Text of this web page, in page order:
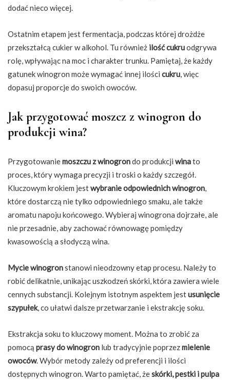
dodać nieco więcej.
Ostatnim etapem jest fermentacja, podczas której drożdże
przekształcą cukier w alkohol. Tu również ilość cukruodgrywa
rolę, wpływając na moc i charakter trunku. Pamiętaj, że każdy
gatunek winogron może wymagać innej ilości cukru, więc
dopasuj proporcje do swoich owoców.
Jak przygotować moszcz z winogron do
produkcji wina?
Przygotowaniemoszczu z winogrondo produkcji winato
proces, który wymaga precyzji i troski o każdy szczegół.
Kluczowym krokiem jestwybranie odpowiednich winogron,
które dostarczą nie tylko odpowiedniego smaku, ale także
aromatu napoju końcowego. Wybieraj winogrona dojrzałe, ale
nie przesadnie, aby zachować równowagę pomiędzy
kwasowością a słodyczą wina.
Mycie winogronstanowi nieodzowny etap procesu. Należy to
robić delikatnie, unikając uszkodzeń skórki, która zawiera wiele
cennych substancji. Kolejnym istotnym aspektem jestusunięcie
szypułek, co ułatwi dalsze przetwarzanie i ekstrakcję soku.
Ekstrakcja soku to kluczowy moment. Można to zrobić za
pomocą prasy do winogron lub tradycyjnie poprzezmielenie
owoców. Wybór metody zależy od preferencji i ilości
dostępnych winogron. Warto pamiętać, żeskórki, pestki i pulpa